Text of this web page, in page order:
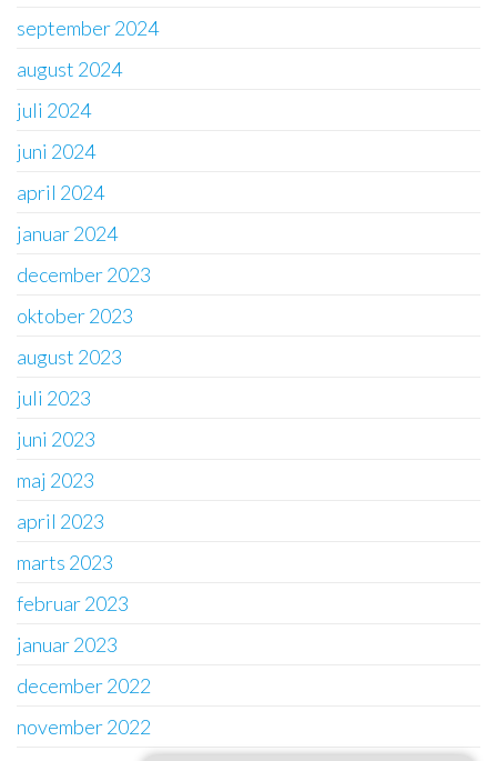
september 2024
august 2024
juli 2024
juni 2024
april 2024
januar 2024
december 2023
oktober 2023
august 2023
juli 2023
juni 2023
maj 2023
april 2023
marts 2023
februar 2023
januar 2023
december 2022
november 2022